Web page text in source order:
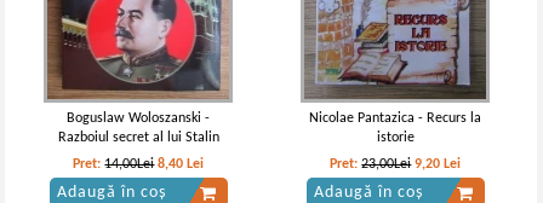
Boguslaw Woloszanski -
Razboiul secret al lui Stalin
Pret:14,00Lei 8,40 Lei
Adaugă în coș
Nicolae Pantazica - Recurs la
istorie
Pret:23,00Lei 9,20 Lei
Adaugă în coș